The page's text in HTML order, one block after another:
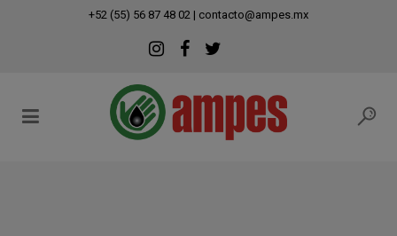
+52 (55) 56 87 48 02 | contacto@ampes.mx
modal-check